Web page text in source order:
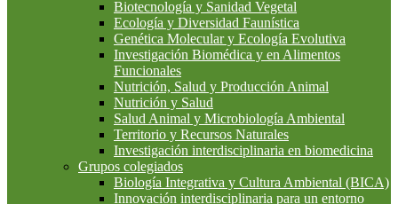
Biotecnología y Sanidad Vegetal
Ecología y Diversidad Faunística
Genética Molecular y Ecología Evolutiva
Investigación Biomédica y en Alimentos
Funcionales
Nutrición, Salud y Producción Animal
Nutrición y Salud
Salud Animal y Microbiología Ambiental
Territorio y Recursos Naturales
Investigación interdisciplinaria en biomedicina
Grupos colegiados
Biología Integrativa y Cultura Ambiental (BICA)
Innovación interdisciplinaria para un entorno